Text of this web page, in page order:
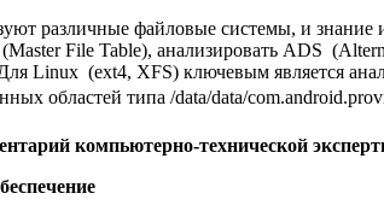
различные файловые системы, и знание
File Table), анализировать ADS
Linux (ext4, XFS) ключевым является
областей типа /data/data/
компьютерно-технической